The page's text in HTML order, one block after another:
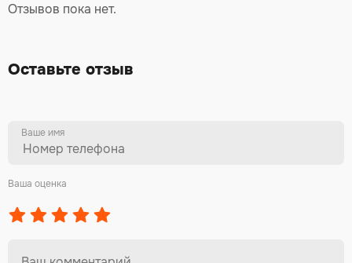
Отзывов пока нет.
Оставьте отзыв
Ваше имя
Ваша оценка